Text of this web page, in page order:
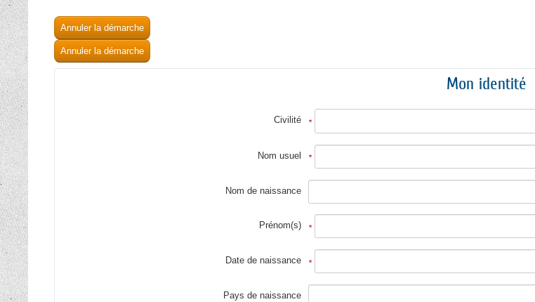
Annuler la démarche
Annuler la démarche
Mon identité
*
Civilité
*
Nom usuel
Nom de naissance
*
Prénom(s)
*
Date de naissance
Pays de naissance